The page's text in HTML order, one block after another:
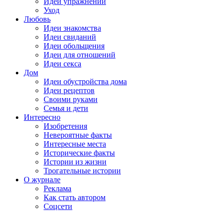
Уход
Любовь
Идеи знакомства
Идеи свиданий
Идеи обольщения
Идеи для отношений
Идеи секса
Дом
Идеи обустройства дома
Идеи рецептов
Своими руками
Семья и дети
Интересно
Изобретения
Невероятные факты
Интересные места
Исторические факты
Истории из жизни
Трогательные истории
О журнале
Реклама
Как стать автором
Соцсети